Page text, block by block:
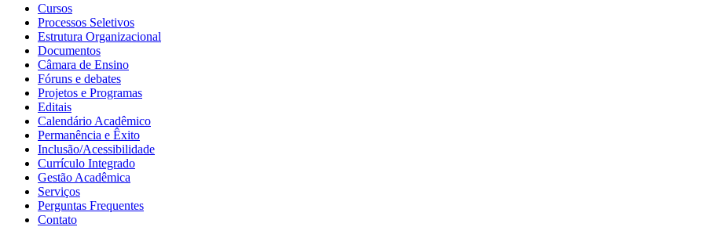
Cursos
Processos Seletivos
Estrutura Organizacional
Documentos
Câmara de Ensino
Fóruns e debates
Projetos e Programas
Editais
Calendário Acadêmico
Permanência e Êxito
Inclusão/Acessibilidade
Currículo Integrado
Gestão Acadêmica
Serviços
Perguntas Frequentes
Contato